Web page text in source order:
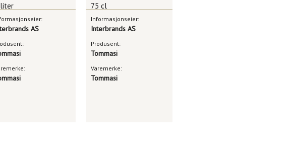
AS
75 cl
Informasjonseier:
Interbrands AS
Produsent:
Tommasi
Varemerke:
Tommasi